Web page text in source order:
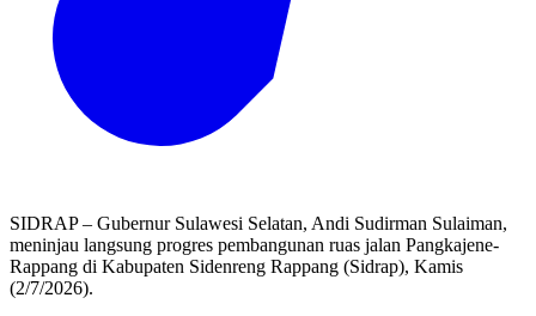
SIDRAP – Gubernur Sulawesi Selatan, Andi Sudirman Sulaiman,
meninjau langsung progres pembangunan ruas jalan Pangkajene-
Rappang di Kabupaten Sidenreng Rappang (Sidrap), Kamis
(2/7/2026).